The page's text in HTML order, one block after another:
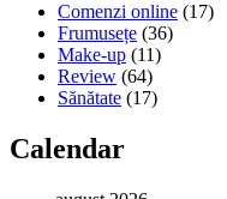
Comenzi online (17)
Frumusețe (36)
Make-up (11)
Review (64)
Sănătate (17)
Calendar